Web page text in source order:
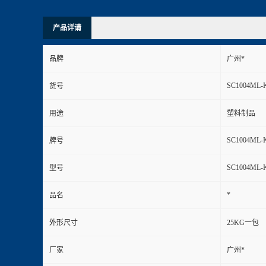
产品详请
品牌 广州*
货号 SC1004ML-
用途 塑料制品
牌号 SC1004ML-
型号 SC1004ML-
品名 *
外形尺寸 25KG一包
厂家 广州*